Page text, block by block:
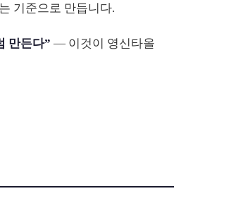
기준으로 만듭니다.
만든다” — 이것이 영신타올